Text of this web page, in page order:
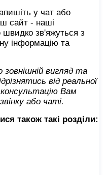
у чат або
сайт - наші
зв'яжуться з
інформацію та
зовнішній вигляд та
від реальної
Вам
або чаті.
також такі розділи: